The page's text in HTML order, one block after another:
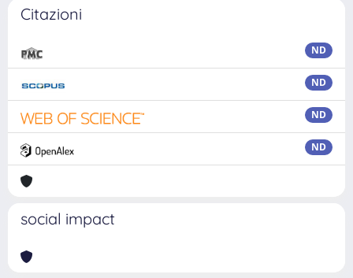
Citazioni
ND
ND
ND
ND
social impact